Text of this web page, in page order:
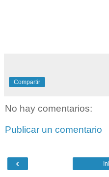
Compartir
No hay comentarios:
Publicar un comentario
‹